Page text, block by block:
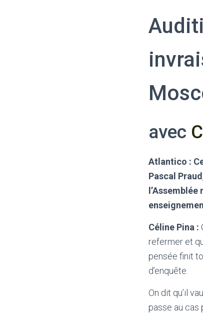
avec
Atlantico :
Pascal
Céline Pina :
refermer et
pensée finit
d’enquête.
On dit qu’il
passe au cas